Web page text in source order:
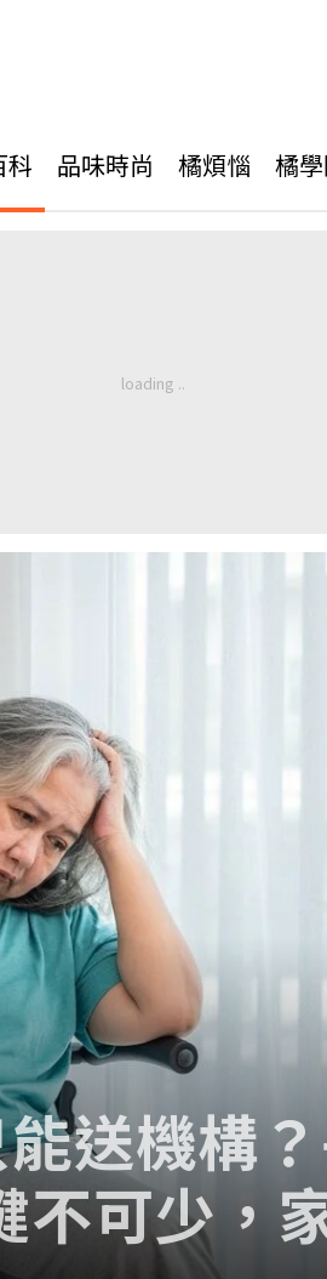
科 品味時尚 橘煩惱 橘
送機構
不可少，